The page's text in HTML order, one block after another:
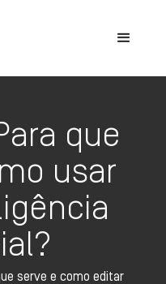
que
usar
serve e como editar